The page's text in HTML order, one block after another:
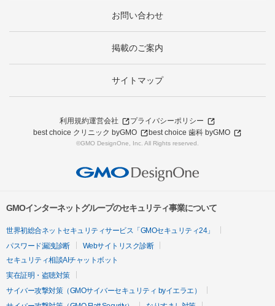
お問い合わせ
掲載のご案内
サイトマップ
利用規約運営会社
プライバシーポリシー
best choice クリニック byGMO
best choice 歯科 byGMO
©GMO DesignOne, Inc. All Rights reserved.
GMOインターネットグループのセキュリティ事業について
世界初総合ネットセキュリティサービス「GMOセキュリティ24」
パスワード漏洩診断
Webサイトリスク診断
セキュリティ相談AIチャットボット
実在証明・盗聴対策
サイバー攻撃対策（GMOサイバーセキュリティ byイエラエ）